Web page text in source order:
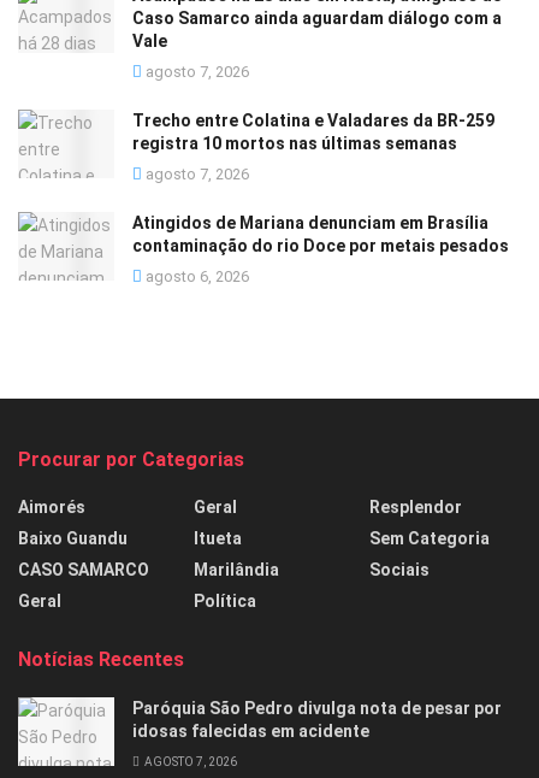
Caso Samarco ainda aguardam diálogo com a
Vale
agosto 7, 2026
Trecho entre Colatina e Valadares da BR-259
registra 10 mortos nas últimas semanas
agosto 7, 2026
Atingidos de Mariana denunciam em Brasília
contaminação do rio Doce por metais pesados
agosto 6, 2026
Procurar por Categorias
Aimorés
Baixo Guandu
CASO SAMARCO
Geral
Geral
Itueta
Marilândia
Política
Resplendor
Sem Categoria
Sociais
Notícias Recentes
Paróquia São Pedro divulga nota de pesar por
idosas falecidas em acidente
AGOSTO 7, 2026